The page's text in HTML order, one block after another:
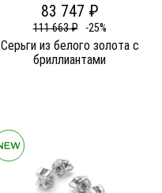
83 747 ₽
111 663 ₽ -25%
Серьги из белого золота c
бриллиантами